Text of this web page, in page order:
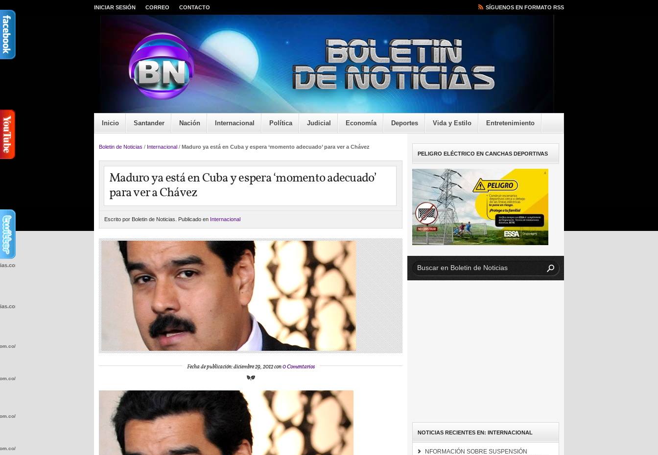
INICIAR SESIÓN CORREO CONTACTO SÍGUENOS EN FORMATO RSS
Inicio Santander Nación Internacional Política Judicial Economía Deportes Vida y Estilo Entretenimiento
Boletin de Noticias / Internacional / Maduro ya está en Cuba y espera ‘momento adecuado’ para ver a Chávez
Maduro ya está en Cuba y espera ‘momento adecuado’
para ver a Chávez
Escrito por Boletin de Noticias. Publicado en Internacional
Fecha de publicación: diciembre 29, 2012 con0 Comentarios
PELIGRO ELÉCTRICO EN CANCHAS DEPORTIVAS
NOTICIAS RECIENTES EN: INTERNACIONAL
NFORMACIÓN SOBRE SUSPENSIÓN
wp-
wp-
wp-
wp-
wp-
wp-